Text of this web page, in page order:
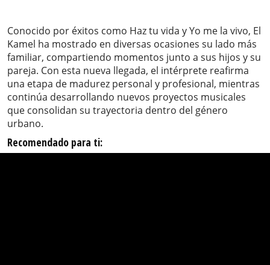
Conocido por éxitos como Haz tu vida y Yo me la vivo, El
Kamel ha mostrado en diversas ocasiones su lado más
familiar, compartiendo momentos junto a sus hijos y su
pareja. Con esta nueva llegada, el intérprete reafirma
una etapa de madurez personal y profesional, mientras
continúa desarrollando nuevos proyectos musicales
que consolidan su trayectoria dentro del género
urbano.
Recomendado para ti: